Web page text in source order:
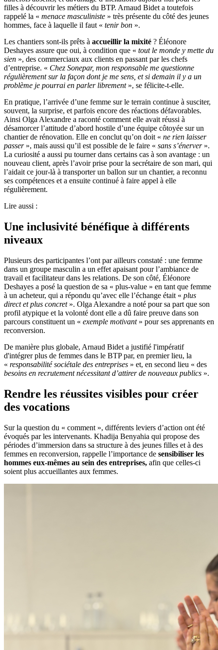
filles à découvrir les métiers du BTP. Arnaud Bidet a toutefois
rappelé la « menace masculiniste » très présente du côté des jeunes
hommes, face à laquelle il faut « tenir bon ».
Les chantiers sont-ils prêts à accueillir la mixité ? Éléonore
Deshayes assure que oui, à condition que « tout le monde y mette du
sien », des commerciaux aux clients en passant par les chefs
d’entreprise. « Chez Sonepar, mon responsable me questionne
régulièrement sur la façon dont je me sens, et si demain il y a un
problème je pourrai en parler librement», se félicite-t-elle.
En pratique, l’arrivée d’une femme sur le terrain continue à susciter,
souvent, la surprise, et parfois encore des réactions défavorables.
Ainsi Olga Alexandre a raconté comment elle avait réussi à
désamorcer l’attitude d’abord hostile d’une équipe côtoyée sur un
chantier de rénovation. Elle en conclut qu’on doit « ne rien laisser
passer», mais aussi qu’il est possible de le faire « sans s’énerver».
La curiosité a aussi pu tourner dans certains cas à son avantage : un
nouveau client, après l’avoir prise pour la secrétaire de son mari, qui
l’aidait ce jour-là à transporter un ballon sur un chantier, a reconnu
ses compétences et a ensuite continué à faire appel à elle
régulièrement.
Lire aussi :
Une inclusivité bénéfique à différents
niveaux
Plusieurs des participantes l’ont par ailleurs constaté : une femme
dans un groupe masculin a un effet apaisant pour l’ambiance de
travail et facilitateur dans les relations. De son côté, Éléonore
Deshayes a posé la question de sa « plus-value » en tant que femme
à un acheteur, qui a répondu qu’avec elle l’échange était « plus
direct et plus concret». Olga Alexandre a noté pour sa part que son
profil atypique et la volonté dont elle a dû faire preuve dans son
parcours constituent un « exemple motivant» pour ses apprenants en
reconversion.
De manière plus globale, Arnaud Bidet a justifié l'impératif
d'intégrer plus de femmes dans le BTP par, en premier lieu, la
« responsabilité sociétale des entreprises » et, en second lieu « des
besoins en recrutement nécessitant d’attirer de nouveaux publics ».
Rendre les réussites visibles pour créer
des vocations
Sur la question du « comment », différents leviers d’action ont été
évoqués par les intervenants. Khadija Benyahia qui propose des
périodes d’immersion dans sa structure à des jeunes filles et à des
femmes en reconversion, rappelle l’importance de sensibiliser les
hommes eux-mêmes au sein des entreprises, afin que celles-ci
soient plus accueillantes aux femmes.